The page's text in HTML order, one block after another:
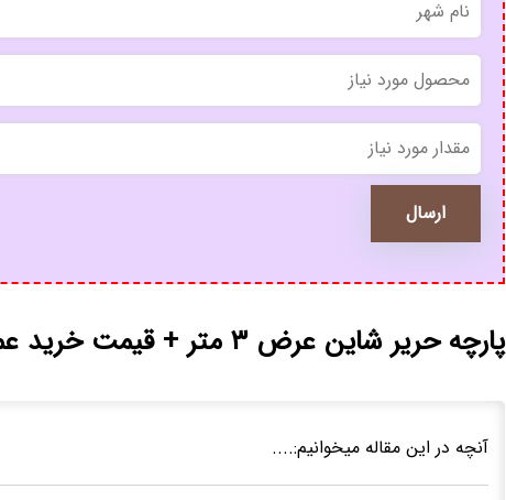
*
*
پارچه حریر شاین عرض ۳ متر + قیمت خرید عمده
آنچه در این مقاله میخوانیم:....